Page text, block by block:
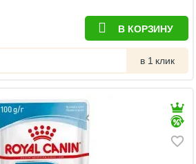
В КОРЗИНУ
в 1 клик